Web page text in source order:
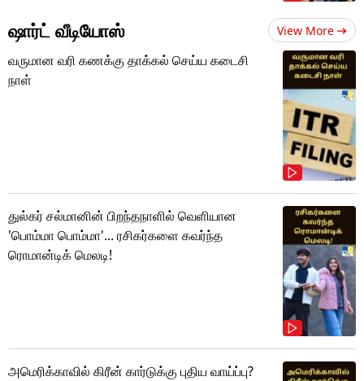
ஷார்ட் வீடியோஸ் View More
வருமான வரி கணக்கு தாக்கல் செய்ய கடைசி
நாள்
துல்கர் சல்மானின் பிறந்தநாளில் வெளியான
'பொம்மா பொம்மா'... ரசிகர்களை கவர்ந்த
ரொமான்டிக் மெலடி!
அமெரிக்காவில் கிரீன் கார்டுக்கு புதிய வாய்ப்பு?